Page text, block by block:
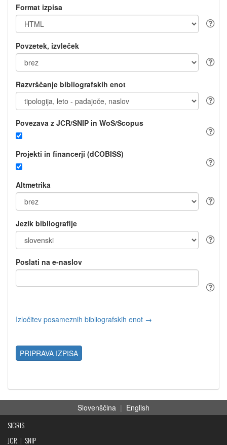
Format izpisa
Povzetek, izvleček
Razvrščanje bibliografskih enot
Povezava z JCR/SNIP in WoS/Scopus
Projekti in financerji (dCOBISS)
Altmetrika
Jezik bibliografije
Poslati na e-naslov
Izločitev posameznih bibliografskih enot →
PRIPRAVA IZPISA
Slovenščina | English
SICRIS
JCR | SNIP